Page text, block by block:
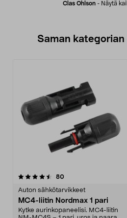
Clas Ohlson - Näytä
Saman
80arvostelut
Auton sähkötarvikkeet
MC4-liitin Nordmax 1 pari
Kytke aurinkopaneelisi. MC4-liitin
4.5 viidestä